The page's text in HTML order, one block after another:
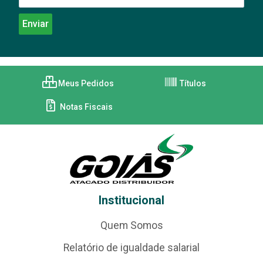
Meus Pedidos Títulos
Notas Fiscais
Institucional
Quem Somos
Relatório de igualdade salarial